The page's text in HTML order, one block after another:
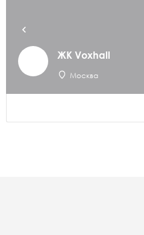
ЖК Voxhall
Москва